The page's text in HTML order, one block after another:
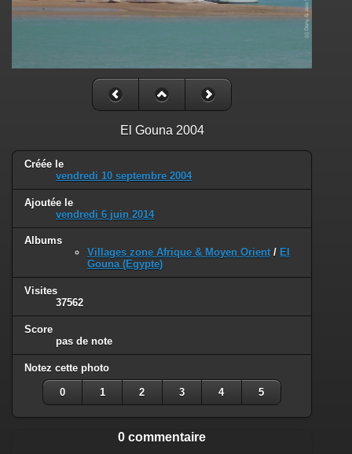
El Gouna 2004
Créée le
vendredi 10 septembre 2004
Ajoutée le
vendredi 6 juin 2014
Albums
Villages zone Afrique & Moyen Orient / El
Gouna (Egypte)
Visites
37562
Score
pas de note
Notez cette photo
0 1 2 3 4 5
0 commentaire